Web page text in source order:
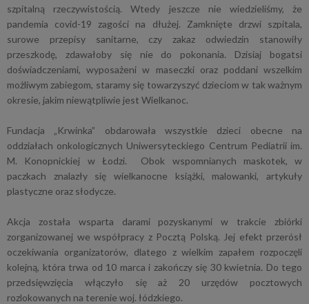
szpitalną rzeczywistością. Wtedy jeszcze nie wiedzieliśmy, że
pandemia covid-19 zagości na dłużej. Zamknięte drzwi szpitala,
surowe przepisy sanitarne, czy zakaz odwiedzin stanowiły
przeszkodę, zdawałoby się nie do pokonania. Dzisiaj bogatsi
doświadczeniami, wyposażeni w maseczki oraz poddani wszelkim
możliwym zabiegom, staramy się towarzyszyć dzieciom w tak ważnym
okresie, jakim niewątpliwie jest Wielkanoc.
Fundacja „Krwinka” obdarowała wszystkie dzieci obecne na
oddziałach onkologicznych Uniwersyteckiego Centrum Pediatrii im.
M. Konopnickiej w Łodzi. Obok wspomnianych maskotek, w
paczkach znalazły się wielkanocne książki, malowanki, artykuły
plastyczne oraz słodycze.
Akcja została wsparta darami pozyskanymi w trakcie zbiórki
zorganizowanej we współpracy z Pocztą Polską. Jej efekt przerósł
oczekiwania organizatorów, dlatego z wielkim zapałem rozpoczęli
kolejną, która trwa od 10 marca i zakończy się 30 kwietnia. Do tego
przedsięwzięcia włączyło się aż 20 urzędów pocztowych
rozlokowanych na terenie woj. łódzkiego.